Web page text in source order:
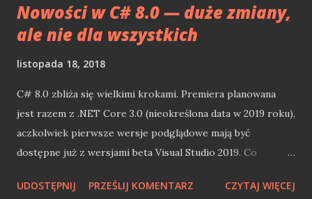
Nowości w C# 8.0 — duże zmiany,
ale nie dla wszystkich
listopada 18, 2018
C# 8.0 zbliża się wielkimi krokami. Premiera planowana
jest razem z .NET Core 3.0 (nieokreślona data w 2019 roku),
aczkolwiek pierwsze wersje podglądowe mają być
dostępne już z wersjami beta Visual Studio 2019. Co
wszystkich (tak, tak, klasyczny .NET Framework będzie
UDOSTĘPNIJ PRZEŚLIJ KOMENTARZ CZYTAJ WIĘCEJ